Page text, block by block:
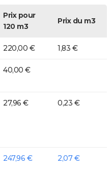
Prix pour
120 m3
Prix du m3
220,00 € 1,83 €
40,00 €
27,96 € 0,23 €
247,96 € 2,07 €